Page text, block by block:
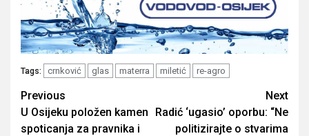
Tags: crnković glas materra miletić re-agro
Post
navigation
Previous
U Osijeku položen kamen
spoticanja za pravnika i
Next
Radić ‘ugasio’ oporbu: “Ne
politizirajte o stvarima